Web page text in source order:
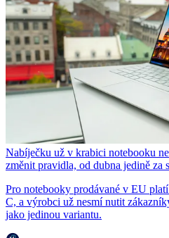
Nabíječku už v krabici notebooku
změnit pravidla, od dubna jedině za
Pro notebooky prodávané v EU
C, a výrobci už nesmí nutit
jako jedinou variantu.